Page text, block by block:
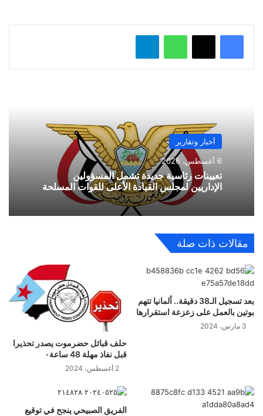
واتساب
أخبار وتقارير
6 أغسطس، 2026
تعيينات رئاسية جديدة تشمل المسؤولين
الإداريين لمجلس القيادة الأعلى للقوات المسلحة
مقالات ذات صلة
بعد تسجيل الـ38 دقيقة.. ألمانيا تتهم
بوتين بالعمل على زعزعة استقرارها
3 مارس، 2024
حلف قبائل حضرموت يصدر تحذيرا
قبل نفاذ مهلة 48 ساعة٠
2 أغسطس، 2024
الفريق الصبيحي ينجح في توقيع